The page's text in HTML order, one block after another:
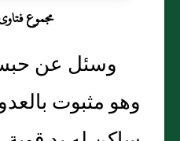
مجموع
وسئل عن
وهو مثبوت